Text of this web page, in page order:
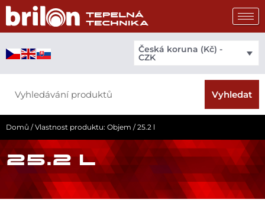
Přeskočit
obsah
Česká koruna (Kč) -
CZK
Vyhledat
Domů / Vlastnost produktu: Objem / 25.2 l
25.2 L